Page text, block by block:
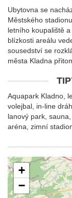
Ubytovna se
Městského
letního koupaliště
blízkosti areálu
sousedství se
města Kladna
Aquapark Kladno,
volejbal, in-line
lanový park,
aréna, zimní
+
−